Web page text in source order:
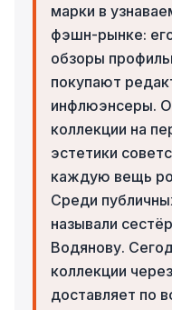
марки в
фэшн-рынке:
обзоры
покупают
инфлюэнсеры.
коллекции на
эстетики
каждую вещь
Среди
называли
Водянову.
коллекции
доставляет по